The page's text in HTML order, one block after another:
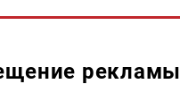
рекламы